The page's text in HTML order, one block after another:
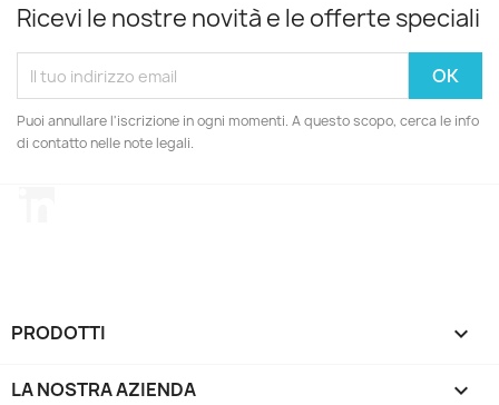
Ricevi le nostre novità e le offerte speciali
Puoi annullare l'iscrizione in ogni momenti. A questo scopo, cerca le info
di contatto nelle note legali.
PRODOTTI 
LA NOSTRA AZIENDA 